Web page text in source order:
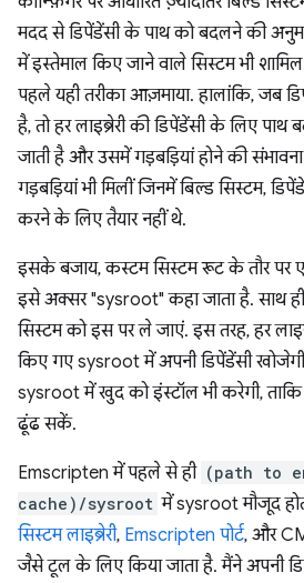
मदद से डिपेंडेंसी के पाथ को बदलने की
में इस्तेमाल किए जाने वाले सिस्टम भी
पहले यही तरीका आज़माया. हालांकि, जब
है, तो हर लाइब्रेरी की डिपेंडेंसी के लिए
जाती है और उसमें गड़बड़ियां होने की
गड़बड़ियां भी मिलीं जिनमें बिल्ड सिस्टम,
करने के लिए तैयार नहीं थे.
इसके बजाय, कस्टम सिस्टम रूट के तौर पर
इसे अक्सर "sysroot" कहा जाता है. साथ
सिस्टम को इस पर ले जाएं. इस तरह, हर
किए गए sysroot में अपनी डिपेंडेंसी
sysroot में खुद को इंस्टॉल भी करेगी,
ढूंढ सकें.
Emscripten में पहले से ही (path to
cache)/sysroot में sysroot मौजूद
सिस्टम लाइब्रेरी, Emscripten पोर्ट, और
जैसे टूल के लिए किया जाता है. मैंने अपनी